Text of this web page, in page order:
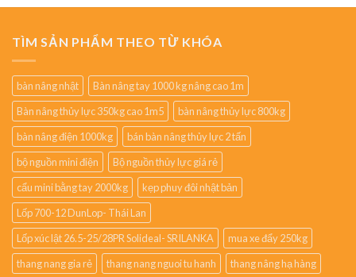
TÌM SẢN PHẨM THEO TỪ KHÓA
bàn nâng nhật
Bàn nâng tay 1000 kg nâng cao 1m
Bàn nâng thủy lực 350kg cao 1m5
bàn nâng thủy lực 800kg
bàn nâng điện 1000kg
bán bàn nâng thủy lực 2 tấn
bộ nguồn mini điện
Bộ nguồn thủy lực giá rẻ
cẩu mini bằng tay 2000kg
kẹp phuy đôi nhật bản
Lốp 700-12 DunLop- Thái Lan
Lốp xúc lật 26.5-25/28PR Solideal- SRILANKA
mua xe đẩy 250kg
thang nang gia rẻ
thang nang nguoi tu hanh
thang nâng hạ hàng